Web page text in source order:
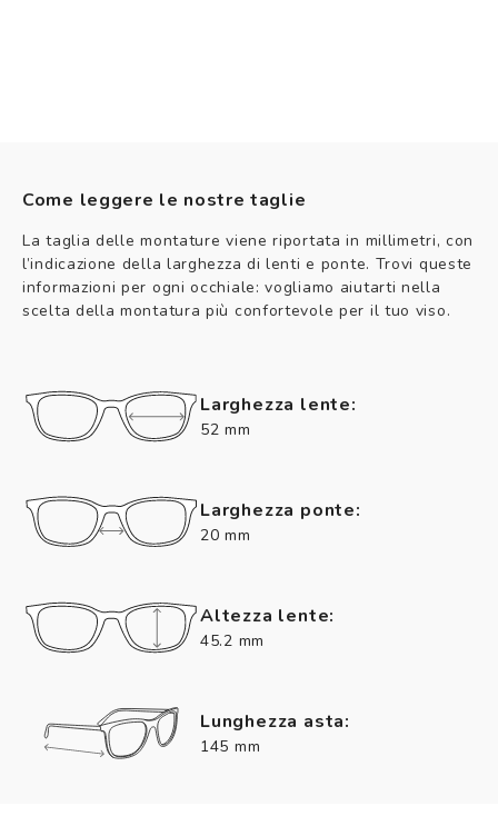
Come leggere le nostre taglie
La taglia delle montature viene riportata in millimetri, con
l’indicazione della larghezza di lenti e ponte. Trovi queste
informazioni per ogni occhiale: vogliamo aiutarti nella
scelta della montatura più confortevole per il tuo viso.
Larghezza lente:
52 mm
Larghezza ponte:
20 mm
Altezza lente:
45.2 mm
Lunghezza asta:
145 mm